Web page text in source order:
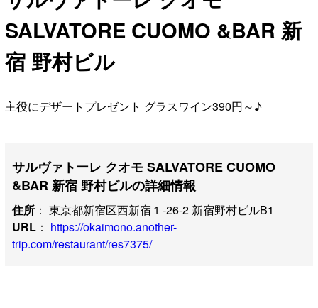
SALVATORE CUOMO &BAR 新
宿 野村ビル
主役にデザートプレゼント グラスワイン390円～♪
サルヴァトーレ クオモ SALVATORE CUOMO
&BAR 新宿 野村ビルの詳細情報
住所 ： 東京都新宿区西新宿１-26-2 新宿野村ビルB1
URL ： https://okaimono.another-
trip.com/restaurant/res7375/